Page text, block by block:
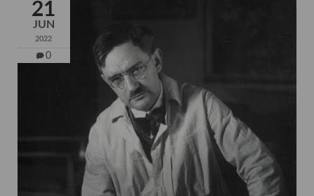
Familie
Freunde
Werk
des
Künstlers
Conrad
Felixmüller
(Part
21
JUN
2022
0